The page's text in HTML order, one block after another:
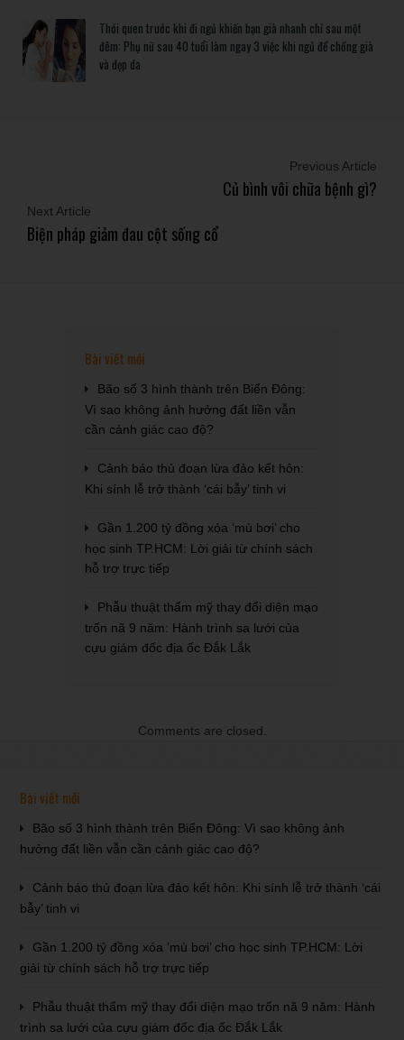
Thói quen trước khi đi ngủ khiến bạn già nhanh chỉ sau một
đêm: Phụ nữ sau 40 tuổi làm ngay 3 việc khi ngủ để chống già
và đẹp da
Previous Article
Củ bình vôi chữa bệnh gì?
Next Article
Biện pháp giảm đau cột sống cổ
Bài viết mới
Bão số 3 hình thành trên Biển Đông:
Vì sao không ảnh hưởng đất liền vẫn
cần cảnh giác cao độ?
Cảnh báo thủ đoạn lừa đảo kết hôn:
Khi sính lễ trở thành ‘cái bẫy’ tinh vi
Gần 1.200 tỷ đồng xóa ‘mù bơi’ cho
học sinh TP.HCM: Lời giải từ chính sách
hỗ trợ trực tiếp
Phẫu thuật thẩm mỹ thay đổi diện mạo
trốn nã 9 năm: Hành trình sa lưới của
cựu giám đốc địa ốc Đắk Lắk
Comments are closed.
Bài viết mới
Bão số 3 hình thành trên Biển Đông: Vì sao không ảnh
hưởng đất liền vẫn cần cảnh giác cao độ?
Cảnh báo thủ đoạn lừa đảo kết hôn: Khi sính lễ trở thành ‘cái
bẫy’ tinh vi
Gần 1.200 tỷ đồng xóa ‘mù bơi’ cho học sinh TP.HCM: Lời
giải từ chính sách hỗ trợ trực tiếp
Phẫu thuật thẩm mỹ thay đổi diện mạo trốn nã 9 năm: Hành
trình sa lưới của cựu giám đốc địa ốc Đắk Lắk